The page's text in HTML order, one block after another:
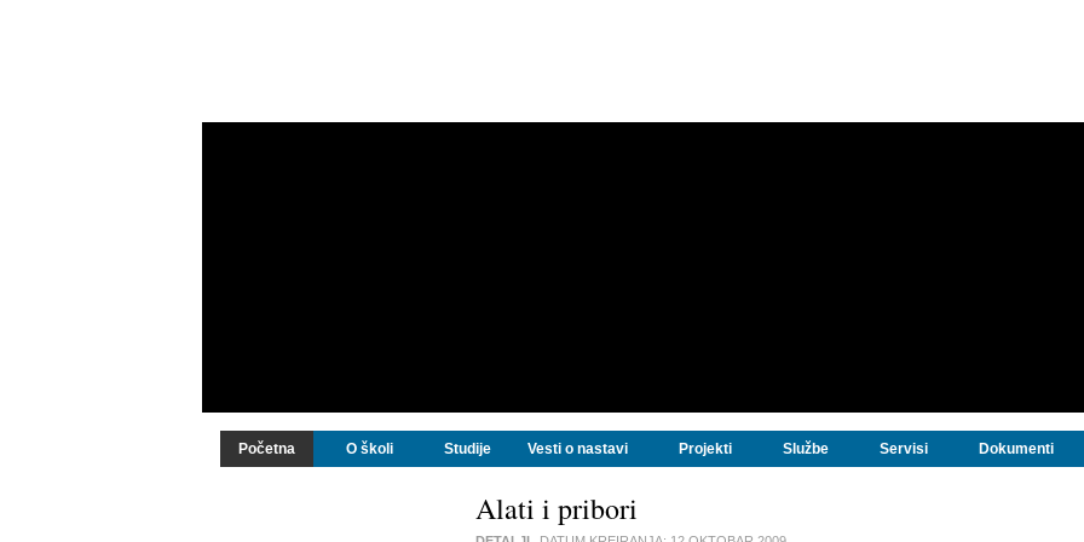
Početna O školi Studije Vesti o nastavi Projekti Službe Servisi Dokumenti
Alati i pribori